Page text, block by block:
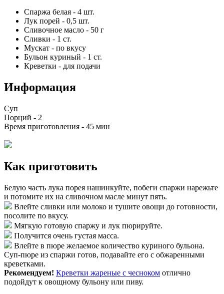
Спаржа белая - 4 шт.
Лук порей - 0,5 шт.
Сливочное масло - 50 г
Сливки - 1 ст.
Мускат - по вкусу
Бульон куриный - 1 ст.
Креветки - для подачи
Информация
Суп
Порций - 2
Время приготовления - 45 мин
Как приготовить
Белую часть лука порея нашинкуйте, побеги спаржи нарежьте
и потомите их на сливочном масле минут пять.
Влейте сливки или молоко и тушите овощи до готовности,
посолите по вкусу.
Мягкую готовую спаржу и лук пюрируйте.
Получится очень густая масса.
Влейте в пюре желаемое количество куриного бульона.
Суп-пюре из спаржи готов, подавайте его с обжаренными
креветками.
Рекомендуем! Креветки жареные с чесноком отлично
подойдут к овощному бульону или пиву.